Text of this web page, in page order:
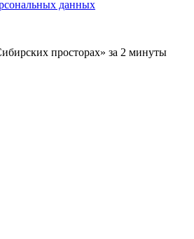
данных
просторах» за 2 минуты